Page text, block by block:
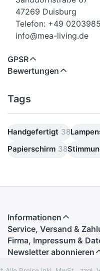
47269 Duisburg
Telefon: +49
info@mea-living.de
GPSR
Bewertungen
Tags
Handgefertigt 38
Papierschirm 38
Informationen
Service, Versand &
Firma, Impressum &
Newsletter abonnieren